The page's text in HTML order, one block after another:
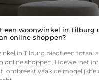
een woonwinkel in Tilburg
online shoppen?
in Tilburg biedt een totaal
online shoppen. Hoewel het
ontbreekt vaak de